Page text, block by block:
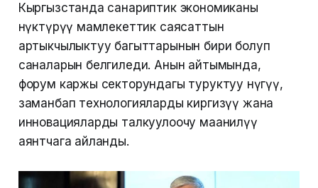
Кыргызстанда санариптик экономиканы
өнүктүрүү мамлекеттик саясаттын
артыкчылыктуу багыттарынын бири болуп
саналарын белгиледи. Анын айтымында,
форум каржы секторундагы туруктуу өнүгүү,
заманбап технологияларды киргизүү жана
инновацияларды талкуулоочу маанилүү
аянтчага айланды.